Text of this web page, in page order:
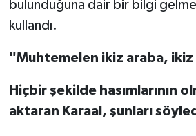
bulunduğuna dair bir bilgi
kullandı.
"Muhtemelen ikiz araba, ikiz
Hiçbir şekilde hasımlarının
aktaran Karaal, şunları